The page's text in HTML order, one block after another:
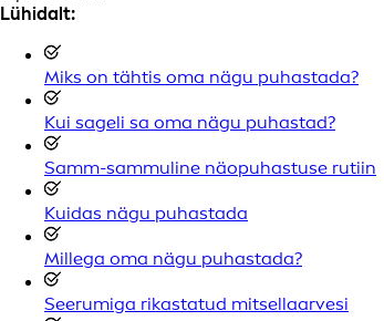
Lühidalt:
Miks on tähtis oma nägu puhastada?
Kui sageli sa oma nägu puhastad?
Samm-sammuline näopuhastuse rutiin
Kuidas nägu puhastada
Millega oma nägu puhastada?
Seerumiga rikastatud mitsellaarvesi